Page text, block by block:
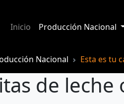
Inicio Producción Nacional
Nacional Esta es tu
de leche